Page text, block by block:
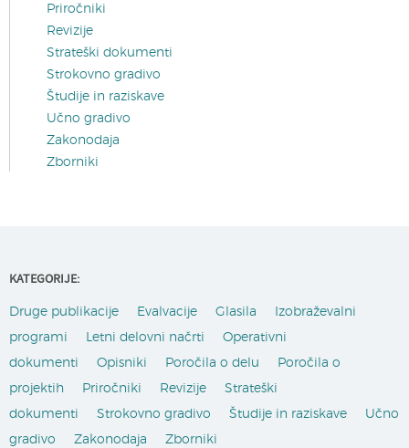
Priročniki
Revizije
Strateški dokumenti
Strokovno gradivo
Študije in raziskave
Učno gradivo
Zakonodaja
Zborniki
KATEGORIJE:
Druge publikacije Evalvacije Glasila
Izobraževalni
programi
Letni delovni načrti
Operativni
dokumenti
Opisniki Poročila o delu
Poročila o
projektih
Priročniki Revizije
Strateški
dokumenti
Strokovno gradivo Študije in raziskave
Učno
gradivo
Zakonodaja Zborniki